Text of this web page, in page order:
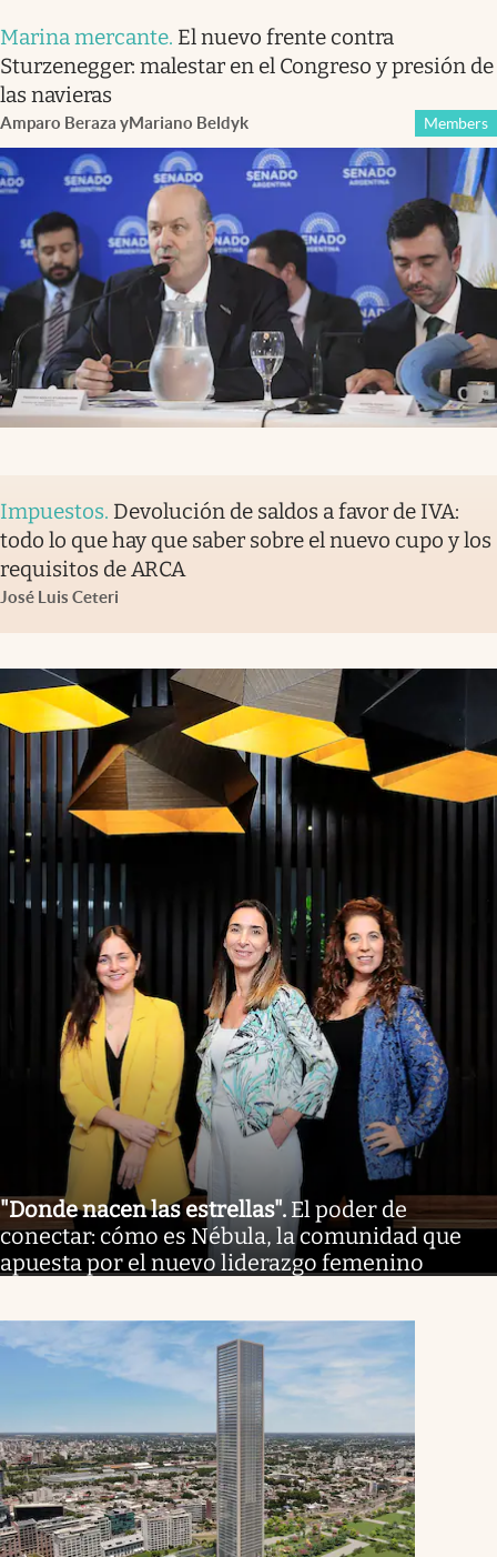
Marina mercante. El nuevo frente contra
Sturzenegger: malestar en el Congreso y presión de
las navieras
Amparo Beraza yMariano Beldyk Members
Impuestos. Devolución de saldos a favor de IVA:
todo lo que hay que saber sobre el nuevo cupo y los
requisitos de ARCA
José Luis Ceteri
"Donde nacen las estrellas". El poder de
conectar: cómo es Nébula, la comunidad que
apuesta por el nuevo liderazgo femenino